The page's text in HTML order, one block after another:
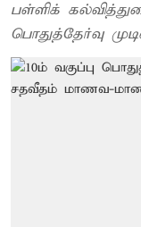
பள்ளிக்
பொதுத்தேர்வு